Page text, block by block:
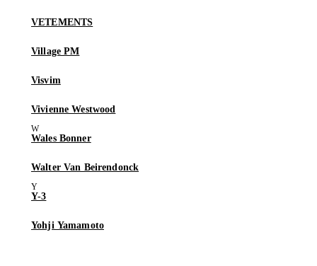
VETEMENTS
Village PM
Visvim
Vivienne Westwood
Wales Bonner
Walter Van Beirendonck
Y-3
Yohji Yamamoto